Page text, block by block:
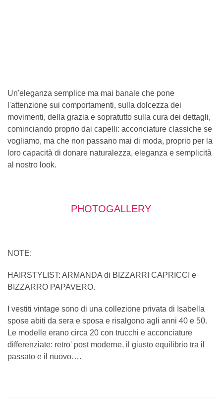
Un'eleganza semplice ma mai banale che pone
l'attenzione sui comportamenti, sulla dolcezza dei
movimenti, della grazia e sopratutto sulla cura dei dettagli,
cominciando proprio dai capelli: acconciature classiche se
vogliamo, ma che non passano mai di moda, proprio per la
loro capacità di donare naturalezza, eleganza e semplicità
al nostro look.
PHOTOGALLERY
NOTE:
HAIRSTYLIST: ARMANDA di BIZZARRI CAPRICCI e
BIZZARRO PAPAVERO.
I vestiti vintage sono di una collezione privata di Isabella
spose abiti da sera e sposa e risalgono agli anni 40 e 50.
Le modelle erano circa 20 con trucchi e acconciature
differenziate: retro' post moderne, il giusto equilibrio tra il
passato e il nuovo….